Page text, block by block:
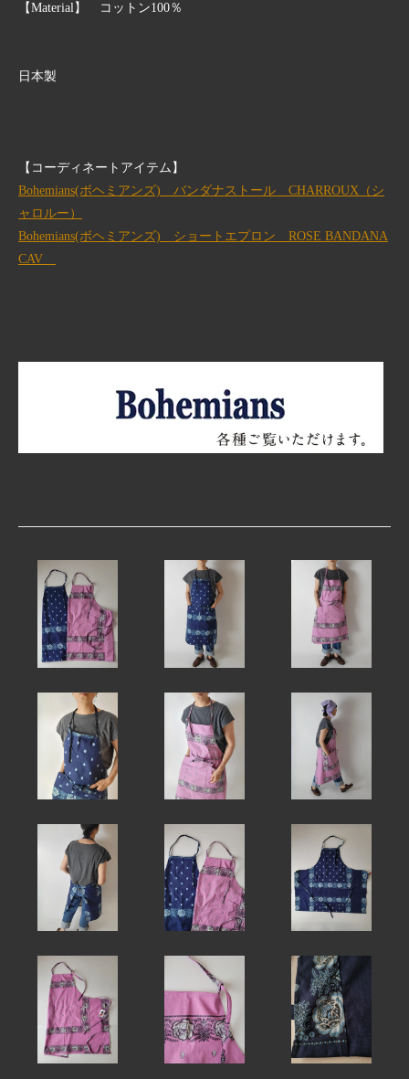
【Material】 コットン100％
日本製
【コーディネートアイテム】
Bohemians(ボヘミアンズ) バンダナストール CHARROUX（シ
ャロルー）
Bohemians(ボヘミアンズ) ショートエプロン ROSE BANDANA
CAV